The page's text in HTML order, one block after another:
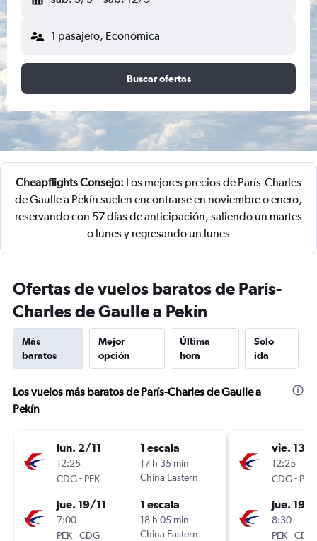
1 pasajero, Económica
Buscar ofertas
Cheapflights Consejo: Los mejores precios de París-Charles
de Gaulle a Pekín suelen encontrarse en noviembre o enero,
reservando con 57 días de anticipación, saliendo un martes
o lunes y regresando un lunes
Ofertas de vuelos baratos de París-
Charles de Gaulle a Pekín
Más
baratos
Mejor
opción
Última
hora
Solo
ida
Los vuelos más baratos de París-Charles de Gaulle a
Pekín
lun. 2/11
12:25
CDG- PEK
1 escala
17 h 35 min
China Eastern
jue. 19/11
7:00
PEK-CDG
1 escala
18 h 05 min
China Eastern
vie. 13/
12:25
CDG- PEK
jue. 19/
8:30
PEK-CDG